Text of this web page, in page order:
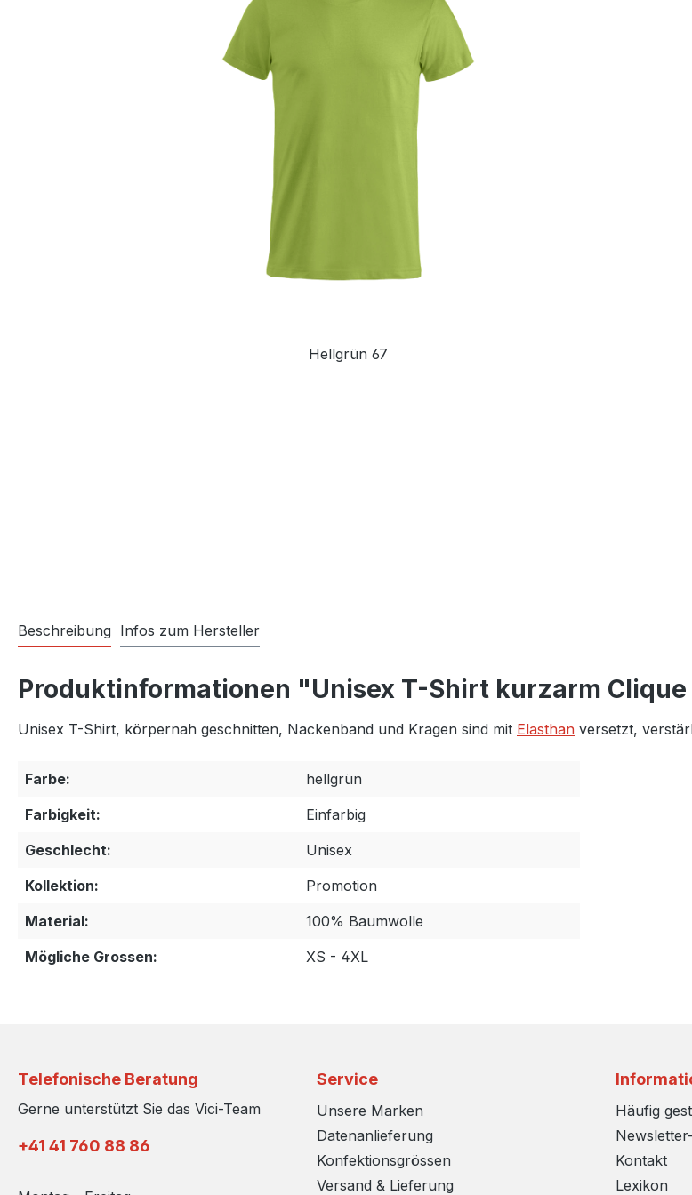
Hellgrün 67
Beschreibung Infos zum Hersteller
Produktinformationen "Unisex T-Shirt kurzarm
Unisex T-Shirt, körpernah geschnitten, Nackenband und Kragen sind mit Elasthan versetzt,
Farbe:
hellgrün
Farbigkeit:
Einfarbig
Geschlecht:
Unisex
Kollektion:
Promotion
Material:
100% Baumwolle
Mögliche Grossen:
XS - 4XL
Telefonische Beratung
Gerne unterstützt Sie das Vici-Team
+41 41 760 88 86
Service
Unsere Marken
Datenanlieferung
Konfektionsgrössen
Versand & Lieferung
Häufig
Kontakt
Lexikon